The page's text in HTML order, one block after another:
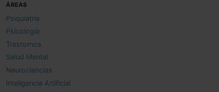
ÁREAS
Psiquiatría
Psicología
Trastornos
Salud Mental
Neurociencias
Inteligencia Artificial